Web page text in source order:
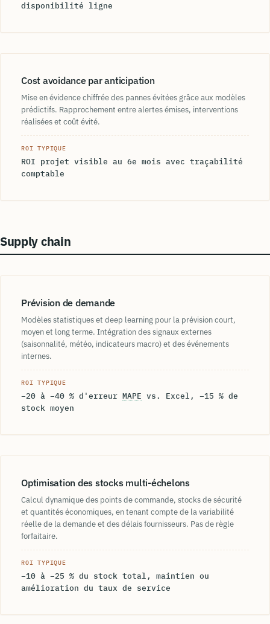
disponibilité ligne
Cost avoidance par anticipation
Mise en évidence chiffrée des pannes évitées grâce aux modèles
prédictifs. Rapprochement entre alertes émises, interventions
réalisées et coût évité.
ROI TYPIQUE
ROI projet visible au 6e mois avec traçabilité
comptable
Supply chain
Prévision de demande
Modèles statistiques et deep learning pour la prévision court,
moyen et long terme. Intégration des signaux externes
(saisonnalité, météo, indicateurs macro) et des événements
internes.
ROI TYPIQUE
−20 à −40 % d'erreur MAPE vs. Excel, −15 % de
stock moyen
Optimisation des stocks multi-échelons
Calcul dynamique des points de commande, stocks de sécurité
et quantités économiques, en tenant compte de la variabilité
réelle de la demande et des délais fournisseurs. Pas de règle
forfaitaire.
ROI TYPIQUE
−10 à −25 % du stock total, maintien ou
amélioration du taux de service